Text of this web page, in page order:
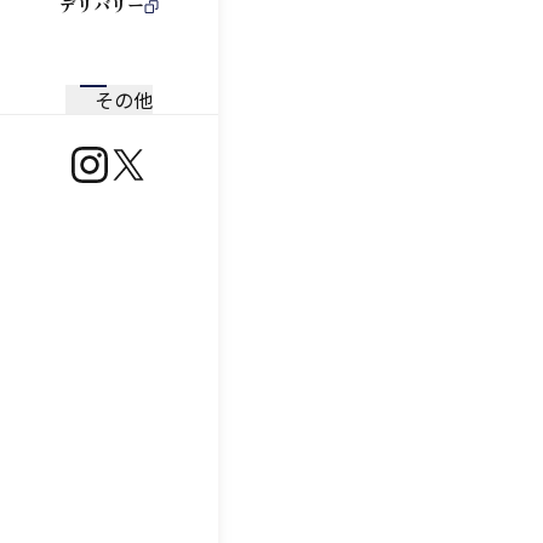
デリバリー
その他
https://www.instagram.com/ootoya.jp/
https://x.com/ootoya_gohan